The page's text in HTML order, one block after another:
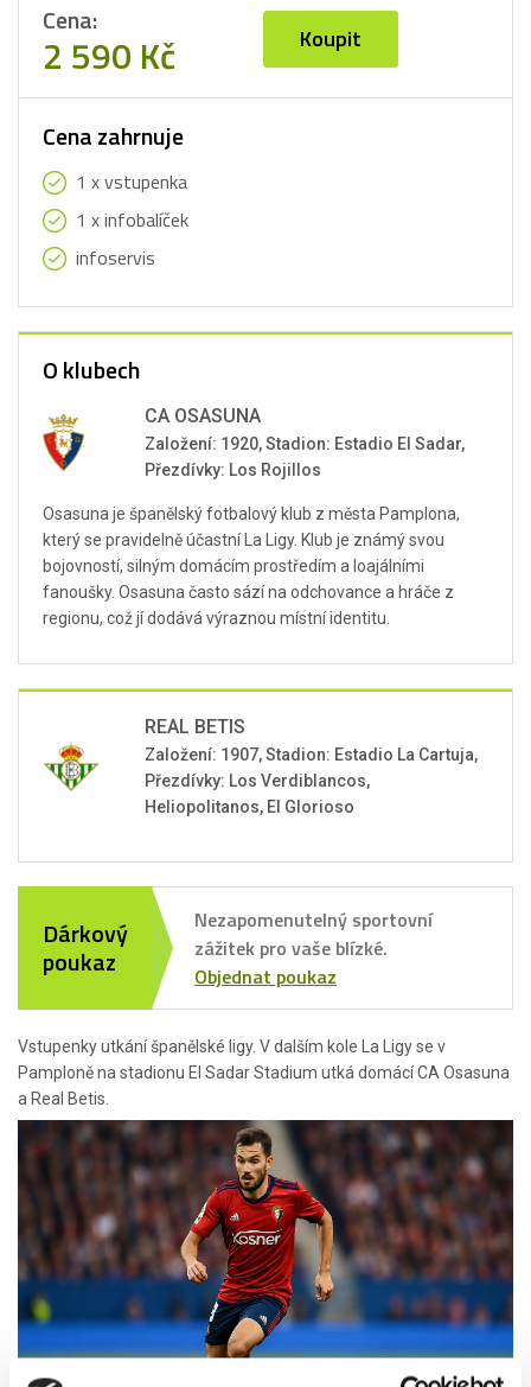
Vstupenky utkání španělské ligy. V dalším kole La Ligy se v
Pamploně na stadionu El Sadar Stadium utká domácí CA Osasuna
a Real Betis.
Cena:
2 590 Kč Koupit
Cena zahrnuje
1 x vstupenka
1 x infobalíček
infoservis
O klubech
CA OSASUNA
Založení: 1920, Stadion: Estadio El Sadar,
Přezdívky: Los Rojillos
Osasuna je španělský fotbalový klub z města Pamplona,
který se pravidelně účastní La Ligy. Klub je známý svou
bojovností, silným domácím prostředím a loajálními
fanoušky. Osasuna často sází na odchovance a hráče z
regionu, což jí dodává výraznou místní identitu.
REAL BETIS
Založení: 1907, Stadion: Estadio La Cartuja,
Přezdívky: Los Verdiblancos,
Heliopolitanos, El Glorioso
Dárkový
poukaz
Nezapomenutelný sportovní
zážitek pro vaše blízké.
Objednat poukaz